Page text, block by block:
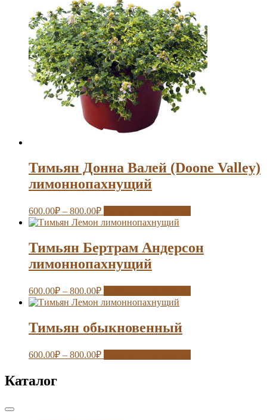
Тимьян Донна Валей (Doone Valley)
лимоннопахнущий
600.00₽ – 800.00₽
Тимьян Бертрам Андерсон
лимоннопахнущий
600.00₽ – 800.00₽
Тимьян обыкновенный
600.00₽ – 800.00₽
Каталог